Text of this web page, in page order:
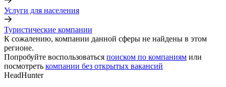
Услуги для населения
Туристические компании
К сожалению, компании данной сферы не найдены в этом
регионе.
Попробуйте воспользоваться поиском по компаниям или
посмотреть компании без открытых вакансий
HeadHunter